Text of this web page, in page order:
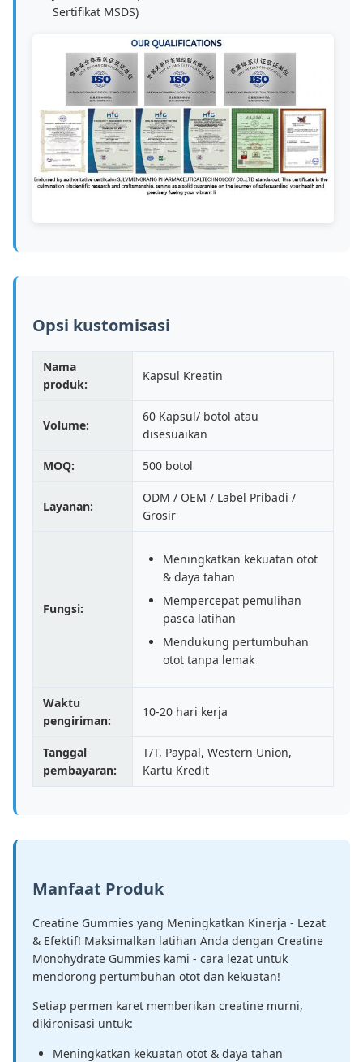
Sertifikat MSDS)
Opsi kustomisasi
Nama
produk:
Kapsul Kreatin
Volume:
60 Kapsul/ botol atau
disesuaikan
MOQ: 500 botol
Layanan:
ODM / OEM / Label Pribadi /
Grosir
Fungsi:
Meningkatkan kekuatan otot
& daya tahan
Mempercepat pemulihan
pasca latihan
Mendukung pertumbuhan
otot tanpa lemak
Waktu
pengiriman:
10-20 hari kerja
Tanggal
pembayaran:
T/T, Paypal, Western Union,
Kartu Kredit
Manfaat Produk
Creatine Gummies yang Meningkatkan Kinerja - Lezat
& Efektif! Maksimalkan latihan Anda dengan Creatine
Monohydrate Gummies kami - cara lezat untuk
mendorong pertumbuhan otot dan kekuatan!
Setiap permen karet memberikan creatine murni,
dikironisasi untuk:
Meningkatkan kekuatan otot & daya tahan